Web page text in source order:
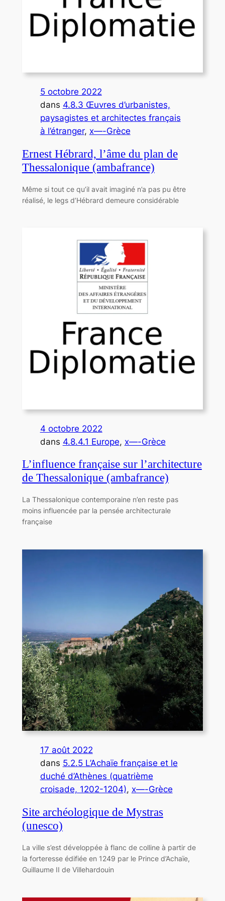
5 octobre 2022
dans 4.8.3 Œuvres d’urbanistes,
paysagistes et architectes français
à l’étranger, x—-Grèce
Ernest Hébrard, l’âme du plan de
Thessalonique (ambafrance)
Même si tout ce qu’il avait imaginé n’a pas pu être
réalisé, le legs d’Hébrard demeure considérable
4 octobre 2022
dans 4.8.4.1 Europe, x—-Grèce
L’influence française sur l’architecture
de Thessalonique (ambafrance)
La Thessalonique contemporaine n’en reste pas
moins influencée par la pensée architecturale
française
17 août 2022
dans 5.2.5 L’Achaïe française et le
duché d’Athènes (quatrième
croisade, 1202-1204), x—-Grèce
Site archéologique de Mystras
(unesco)
La ville s’est développée à flanc de colline à partir de
la forteresse édifiée en 1249 par le Prince d’Achaïe,
Guillaume II de Villehardouin